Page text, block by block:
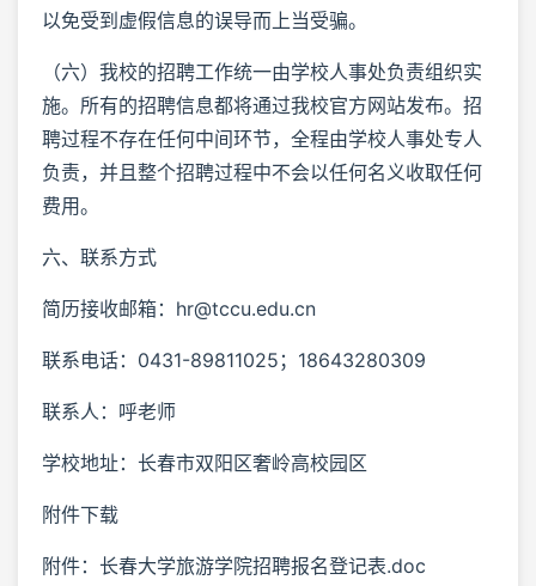
以免受到虚假信息的误导而上当受骗。
（六）我校的招聘工作统一由学校人事处负责组织实
施。所有的招聘信息都将通过我校官方网站发布。招
聘过程不存在任何中间环节，全程由学校人事处专人
负责，并且整个招聘过程中不会以任何名义收取任何
费用。
六、联系方式
简历接收邮箱：hr@tccu.edu.cn
联系电话：0431-89811025；18643280309
联系人：呼老师
学校地址：长春市双阳区奢岭高校园区
附件下载
附件：长春大学旅游学院招聘报名登记表.doc